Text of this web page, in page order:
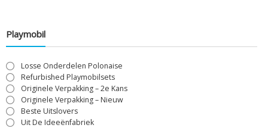
Playmobil
Losse Onderdelen Polonaise
Refurbished Playmobilsets
Originele Verpakking – 2e Kans
Originele Verpakking – Nieuw
Beste Uitslovers
Uit De Ideeënfabriek